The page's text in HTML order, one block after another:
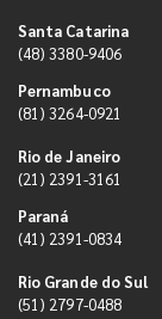
Santa Catarina
(48) 3380-9406
Pernambuco
(81) 3264-0921
Rio de Janeiro
(21) 2391-3161
Paraná
(41) 2391-0834
Rio Grande do Sul
(51) 2797-0488